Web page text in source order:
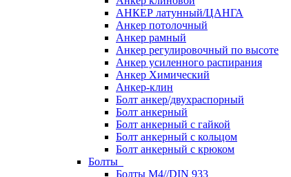
АНКЕР латунный/ЦАНГА
Анкер потолочный
Анкер рамный
Анкер регулировочный по высоте
Анкер усиленного распирания
Анкер Химический
Анкер-клин
Болт анкер/двухраспорный
Болт анкерный
Болт анкерный с гайкой
Болт анкерный с кольцом
Болт анкерный с крюком
Болты
Болты М4//DIN 933